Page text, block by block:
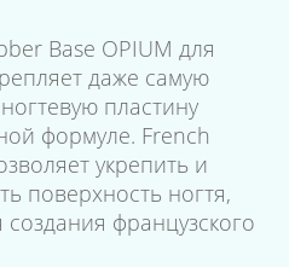
Base OPIUM для
даже самую
пластину
формуле. French
укрепить и
поверхность ногтя,
французского